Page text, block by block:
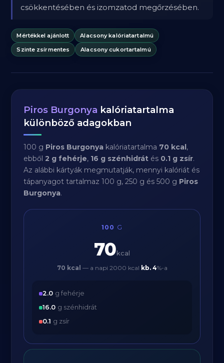
csökkentésében és izomzatod megőrzésében.
Mértékkel ajánlott
Alacsony kalóriatartalmú
Szinte zsírmentes
Alacsony cukortartalmú
Piros Burgonya kalóriatartalma
különböző adagokban
100 g Piros Burgonya kalóriatartalma 70 kcal,
ebből2 g fehérje, 16 g szénhidrát és 0.1 g zsír.
Az alábbi kártyák megmutatják, mennyi kalóriát és
tápanyagot tartalmaz 100 g, 250 g és 500 g Piros
Burgonya.
100 G
70 kcal
70 kcal — a napi 2000 kcal kb. 4%-a
2.0 g fehérje
16.0 g szénhidrát
0.1 g zsír